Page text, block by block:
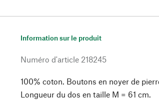
Information sur le produit
Numéro d'article 218245
100% coton. Boutons en noyer de
Longueur du dos en taille M = 61 cm.